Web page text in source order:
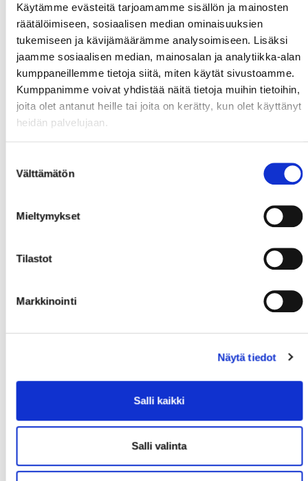
Käytämme evästeitä tarjoamamme sisällön ja mainosten
räätälöimiseen, sosiaalisen median ominaisuuksien
tukemiseen ja kävijämäärämme analysoimiseen. Lisäksi
jaamme sosiaalisen median, mainosalan ja analytiikka-alan
kumppaneillemme tietoja siitä, miten käytät sivustoamme.
Kumppanimme voivat yhdistää näitä tietoja muihin tietoihin,
joita olet antanut heille tai joita on kerätty, kun olet käyttänyt
heidän palvelujaan.
valinta
Välttämätön
Mieltymykset
Tilastot
Markkinointi
Näytä tiedot
Salli kaikki
Salli valinta